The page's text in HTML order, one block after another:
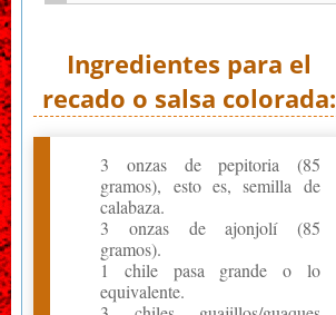
Ingredientes para el
recado o salsa colorada:
3 onzas de pepitoria (85
gramos), esto es, semilla de
calabaza.
3 onzas de ajonjolí (85
gramos).
1 chile pasa grande o lo
equivalente.